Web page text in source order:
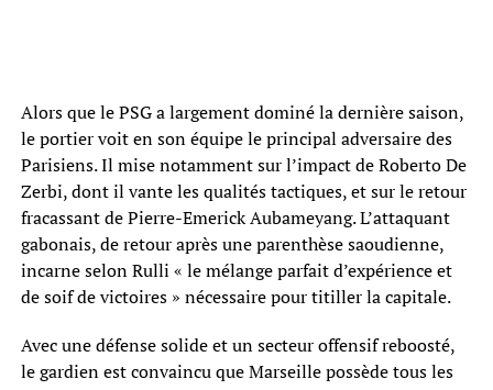
Alors que le PSG a largement dominé la dernière saison,
le portier voit en son équipe le principal adversaire des
Parisiens. Il mise notamment sur l’impact de Roberto De
Zerbi, dont il vante les qualités tactiques, et sur le retour
fracassant de Pierre-Emerick Aubameyang. L’attaquant
gabonais, de retour après une parenthèse saoudienne,
incarne selon Rulli « le mélange parfait d’expérience et
de soif de victoires » nécessaire pour titiller la capitale.
Avec une défense solide et un secteur offensif reboosté,
le gardien est convaincu que Marseille possède tous les